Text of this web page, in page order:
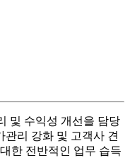
및 수익성 개선을 담당
관리 강화 및 고객사 견
한 전반적인 업무 습득